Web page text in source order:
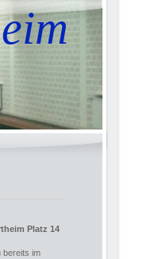
Platz 14
bereits im